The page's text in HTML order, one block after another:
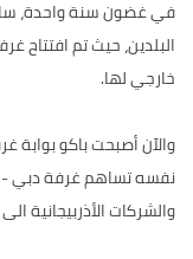
في غضون سنة واحدة،
البلدين، حيث تم افتتاح
خارجي لها.
والآن أصبحت باكو
نفسه تساهم غرفة دبي -
والشركات الأذربيجانية